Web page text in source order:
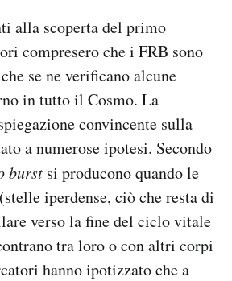
alla scoperta del primo
compresero che i FRB sono
se ne verificano alcune
in tutto il Cosmo. La
convincente sulla
a numerose ipotesi. Secondo
burst si producono quando le
iperdense, ciò che resta di
verso la fine del ciclo vitale
tra loro o con altri corpi
hanno ipotizzato che a